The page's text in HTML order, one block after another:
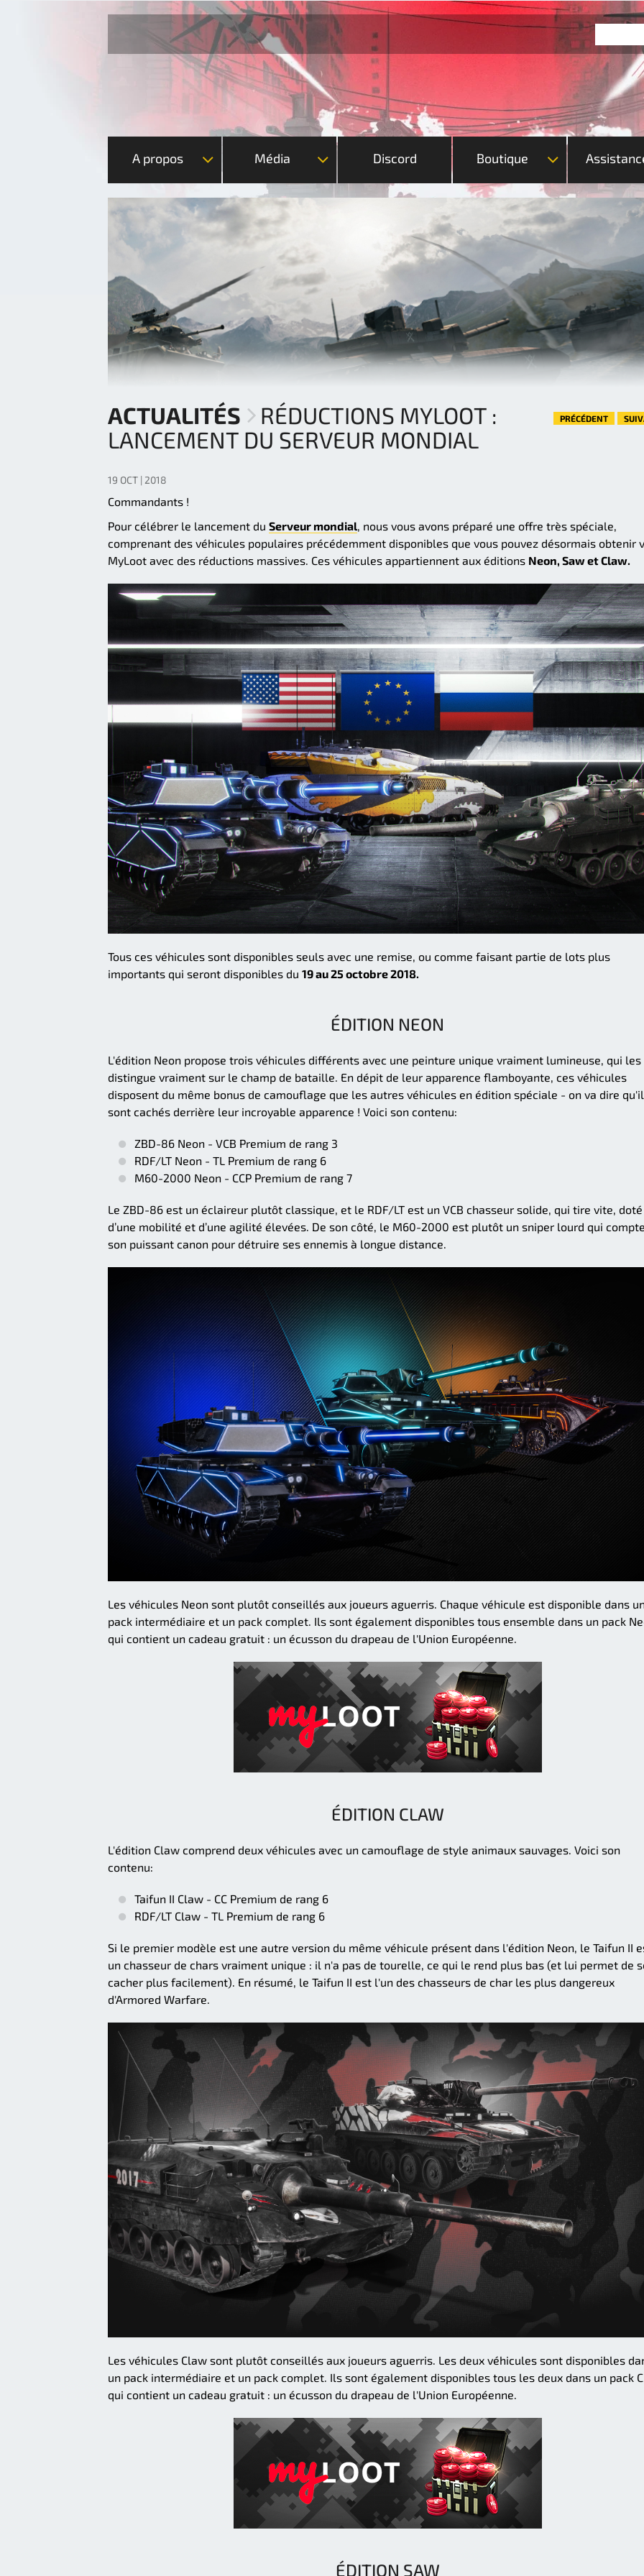
A propos Média Discord Boutique
ACTUALITÉS
RÉDUCTIONS MYLOOT :
LANCEMENT DU SERVEUR MONDIAL
PRÉCÉDENT
19 OCT | 2018
Commandants !
Pour célébrer le lancement du Serveur mondial, nous vous avons préparé une offre très spéciale,
comprenant des véhicules populaires précédemment disponibles que vous pouvez désormais obtenir
MyLoot avec des réductions massives. Ces véhicules appartiennent aux éditions Neon, Saw et Claw.
Tous ces véhicules sont disponibles seuls avec une remise, ou comme faisant partie de lots plus
importants qui seront disponibles du 19 au 25 octobre 2018.
ÉDITION NEON
L'édition Neon propose trois véhicules différents avec une peinture unique vraiment lumineuse, qui les
distingue vraiment sur le champ de bataille. En dépit de leur apparence flamboyante, ces véhicules
disposent du même bonus de camouflage que les autres véhicules en édition spéciale - on va dire
sont cachés derrière leur incroyable apparence ! Voici son contenu:
ZBD-86 Neon - VCB Premium de rang 3
RDF/LT Neon - TL Premium de rang 6
M60-2000 Neon - CCP Premium de rang 7
Le ZBD-86 est un éclaireur plutôt classique, et le RDF/LT est un VCB chasseur solide, qui tire vite, doté
d’une mobilité et d’une agilité élevées. De son côté, le M60-2000 est plutôt un sniper lourd qui
son puissant canon pour détruire ses ennemis à longue distance.
Les véhicules Neon sont plutôt conseillés aux joueurs aguerris. Chaque véhicule est disponible dans
pack intermédiaire et un pack complet. Ils sont également disponibles tous ensemble dans un pack
qui contient un cadeau gratuit : un écusson du drapeau de l'Union Européenne.
ÉDITION CLAW
L'édition Claw comprend deux véhicules avec un camouflage de style animaux sauvages. Voici son
contenu:
Taifun II Claw - CC Premium de rang 6
RDF/LT Claw - TL Premium de rang 6
Si le premier modèle est une autre version du même véhicule présent dans l'édition Neon, le Taifun II
un chasseur de chars vraiment unique : il n'a pas de tourelle, ce qui le rend plus bas (et lui permet de
cacher plus facilement). En résumé, le Taifun II est l'un des chasseurs de char les plus dangereux
d'Armored Warfare.
Les véhicules Claw sont plutôt conseillés aux joueurs aguerris. Les deux véhicules sont disponibles
un pack intermédiaire et un pack complet. Ils sont également disponibles tous les deux dans un pack
qui contient un cadeau gratuit : un écusson du drapeau de l'Union Européenne.
ÉDITION SAW